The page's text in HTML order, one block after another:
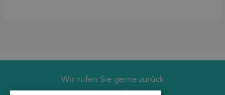
Wir rufen Sie gerne zurück
Wir rufen Sie zurück.